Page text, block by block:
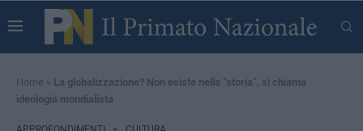
Home » La globalizzazione? Non esiste nella “storia”, si chiama
ideologia mondialista